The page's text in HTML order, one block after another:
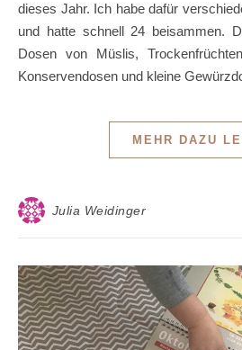
dieses Jahr. Ich habe dafür
und hatte schnell 24 beisammen.
Dosen von Müslis,
Konservendosen und kleine
MEHR DAZU
Julia Weidinger